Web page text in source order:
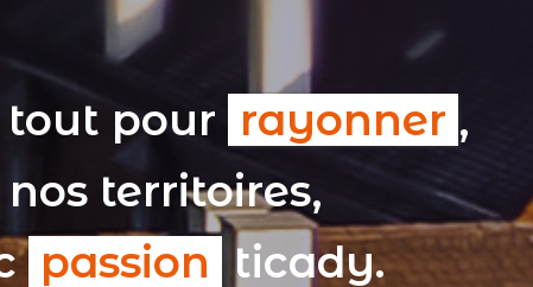
tout pour rayonner ,
nos territoires,
passion ticady.